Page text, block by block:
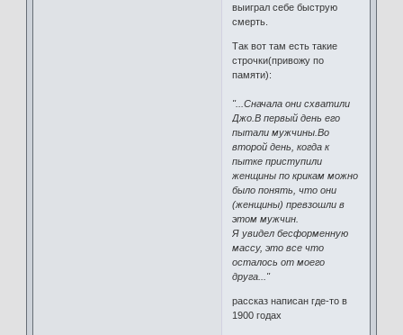
выиграл себе быструю
смерть.
Так вот там есть такие
строчки(привожу по
памяти):
"...Сначала они схватили
Джо.В первый день его
пытали мужчины.Во
второй день, когда к
пытке приступили
женщины по крикам можно
было понять, что они
(женщины) превзошли в
этом мужчин.
Я увидел бесформенную
массу, это все что
осталось от моего
друга..."
рассказ написан где-то в
1900 годах